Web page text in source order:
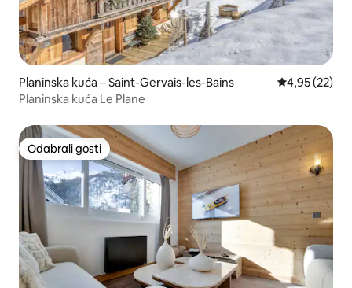
Planinska kuća – Saint-Gervais-les-Bains Prosječna
4,95 (22)
Planinska kuća Le Plane
Odabrali gosti
Odabrali gosti